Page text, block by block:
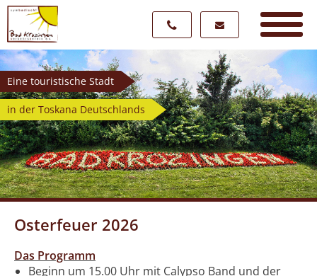
Eine touristische Stadt
in der Toskana Deutschlands
Osterfeuer 2026
Das Programm
Beginn um 15.00 Uhr mit Calypso Band und der